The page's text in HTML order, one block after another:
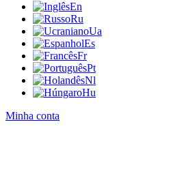
En
Ru
Ua
Es
Fr
Pt
Nl
Hu
Minha conta